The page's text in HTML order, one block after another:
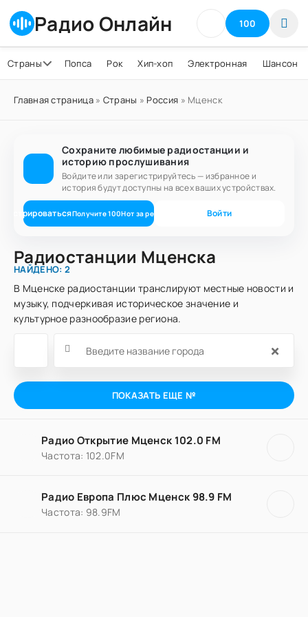
Радио Онлайн 100
Страны Попса Рок Хип-хоп Электронная Шансон
Главная страница» Страны » Россия » Мценск
Сохраните любимые радиостанции и
историю прослушивания
Войдите или зарегистрируйтесь — избранное и
история будут доступны на всех ваших устройствах.
Получите100Нот за регистрацию Войти
Радиостанции Мценска
НАЙДЕНО: 2
В Мценске радиостанции транслируют местные новости и
музыку, подчеркивая историческое значение и
культурное разнообразие региона.
×
ПОКАЗАТЬ ЕЩЕ №
Радио Открытие Мценск 102.0 FM
Частота: 102.0FM
Радио Европа Плюс Мценск 98.9 FM
Частота: 98.9FM